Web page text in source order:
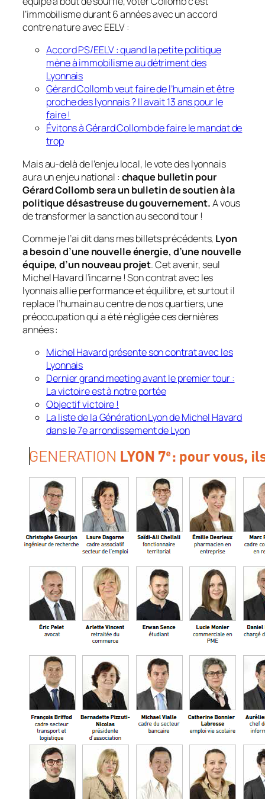
l’immobilisme durant 6 années avec un accord
contre nature avec EELV :
Accord PS/EELV : quand la petite politique
mène à immobilisme au détriment des
Lyonnais
Gérard Collomb veut faire de l’humain et être
proche des lyonnais ? Il avait 13 ans pour le
faire !
Évitons à Gérard Collomb de faire le mandat de
trop
Mais au-delà de l’enjeu local, le vote des lyonnais
aura un enjeu national : chaque bulletin pour
Gérard Collomb sera un bulletin de soutien à la
politique désastreuse du gouvernement.A vous
de transformer la sanction au second tour !
Comme je l’ai dit dans mes billets précédents, Lyon
a besoin d’une nouvelle énergie, d’une nouvelle
équipe, d’un nouveau projet. Cet avenir, seul
Michel Havard l’incarne ! Son contrat avec les
lyonnais allie performance et équilibre, et surtout il
replace l’humain au centre de nos quartiers, une
préoccupation qui a été négligée ces dernières
années :
Michel Havard présente son contrat avec les
Lyonnais
Dernier grand meeting avant le premier tour :
La victoire est à notre portée
Objectif victoire !
La liste de la Génération Lyon de Michel Havard
dans le 7e arrondissement de Lyon